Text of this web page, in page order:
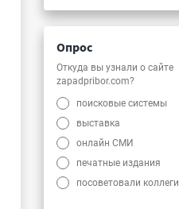
Опрос
Откуда вы узнали о сайте
zapadpribor.com?
поисковые системы
выставка
онлайн СМИ
печатные издания
посоветовали коллеги